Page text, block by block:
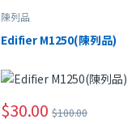
陳列品
Edifier M1250(陳列品)
$30.00 $100.00